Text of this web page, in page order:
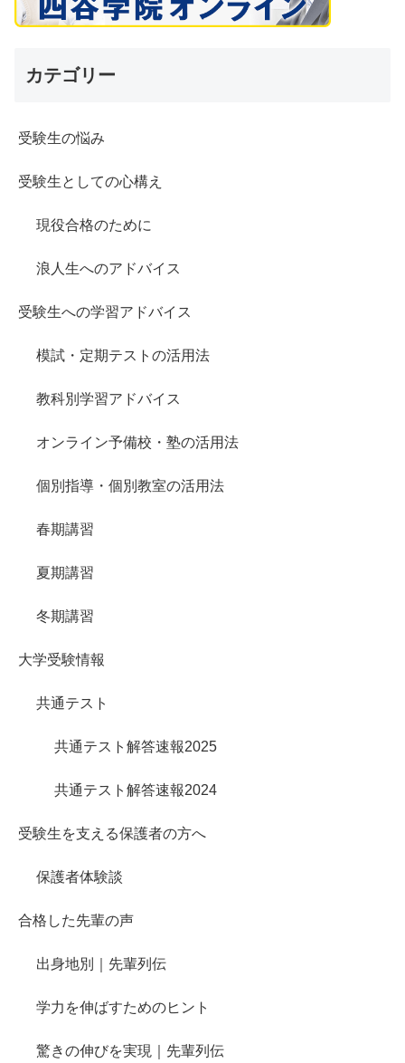
カテゴリー
受験生の悩み
受験生としての心構え
現役合格のために
浪人生へのアドバイス
受験生への学習アドバイス
模試・定期テストの活用法
教科別学習アドバイス
オンライン予備校・塾の活用法
個別指導・個別教室の活用法
春期講習
夏期講習
冬期講習
大学受験情報
共通テスト
共通テスト解答速報2025
共通テスト解答速報2024
受験生を支える保護者の方へ
保護者体験談
合格した先輩の声
出身地別｜先輩列伝
学力を伸ばすためのヒント
驚きの伸びを実現｜先輩列伝